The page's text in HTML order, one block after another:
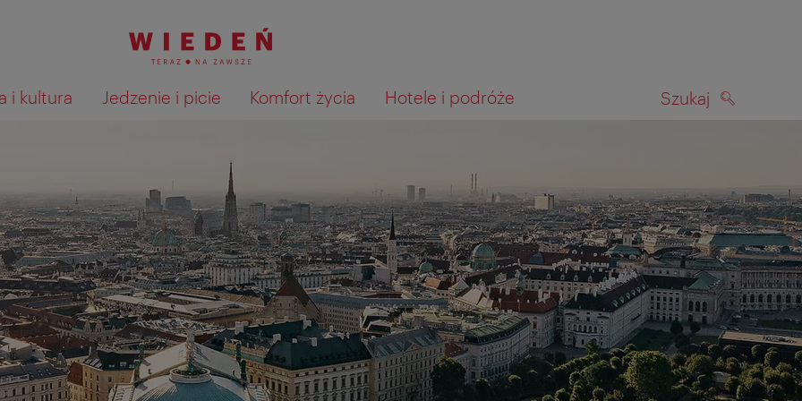
i kultura Jedzenie i picie Komfort życia Hotele i podróże Szukaj